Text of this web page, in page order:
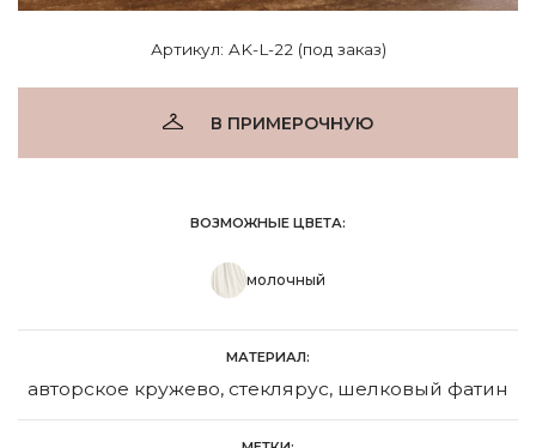
Артикул: AK-L-22 (под заказ)
В ПРИМЕРОЧНУЮ
ВОЗМОЖНЫЕ ЦВЕТА:
молочный
МАТЕРИАЛ:
авторское кружево, стеклярус, шелковый фатин